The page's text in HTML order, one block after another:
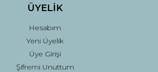
ÜYELİK
Hesabım
Yeni Üyelik
Üye Girişi
Şifremi Unuttum